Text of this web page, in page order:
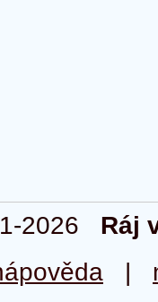
2026 Ráj
|